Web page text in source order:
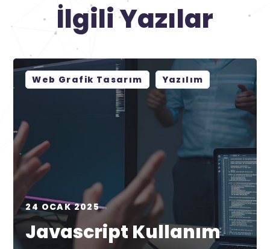
İlgili Yazılar
Web Grafik Tasarım Yazılım
24 OCAK 2025
Javascript Kullanım